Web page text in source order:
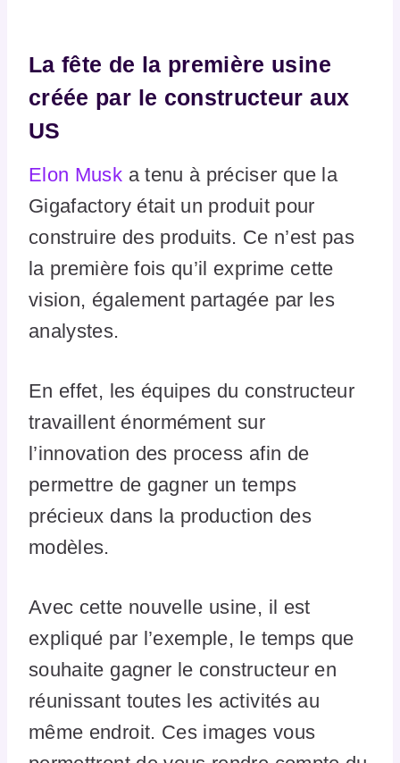
La fête de la première usine
créée par le constructeur aux
US
Elon Musk a tenu à préciser que la
Gigafactory était un produit pour
construire des produits. Ce n’est pas
la première fois qu’il exprime cette
vision, également partagée par les
analystes.
En effet, les équipes du constructeur
travaillent énormément sur
l’innovation des process afin de
permettre de gagner un temps
précieux dans la production des
modèles.
Avec cette nouvelle usine, il est
expliqué par l’exemple, le temps que
souhaite gagner le constructeur en
réunissant toutes les activités au
même endroit. Ces images vous